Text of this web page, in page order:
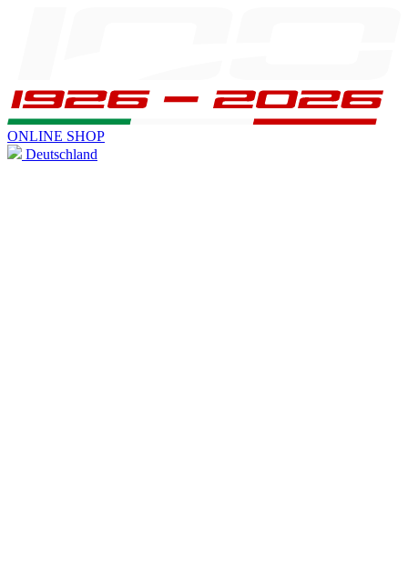
ONLINE SHOP
Deutschland